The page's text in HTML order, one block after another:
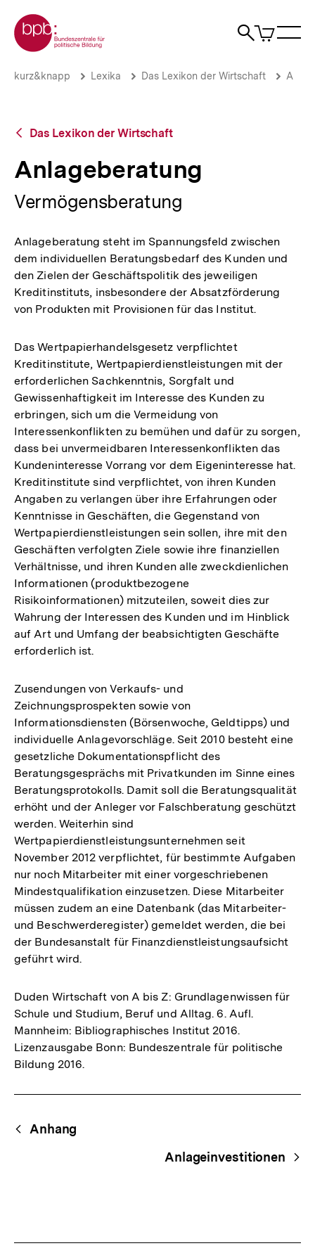
zum
Seiteninhalt
springen
Zur Startseite der bpb
Suche
Artikel
im
Anlageberatung
Brotkrümelnavigation
Pfadnavigation
kurz&knapp Lexika Das Lexikon der Wirtschaft A
Zurück
Übersicht
Das Lexikon der Wirtschaft
Anlageberatung
Vermögensberatung
Anlageberatung steht im Spannungsfeld zwischen
dem individuellen Beratungsbedarf des Kunden und
den Zielen der Geschäftspolitik des jeweiligen
Kreditinstituts, insbesondere der Absatzförderung
von Produkten mit Provisionen für das Institut.
Das Wertpapierhandelsgesetz verpflichtet
Kreditinstitute, Wertpapierdienstleistungen mit der
erforderlichen Sachkenntnis, Sorgfalt und
Gewissenhaftigkeit im Interesse des Kunden zu
erbringen, sich um die Vermeidung von
Interessenkonflikten zu bemühen und dafür zu sorgen,
dass bei unvermeidbaren Interessenkonflikten das
Kundeninteresse Vorrang vor dem Eigeninteresse hat.
Kreditinstitute sind verpflichtet, von ihren Kunden
Angaben zu verlangen über ihre Erfahrungen oder
Kenntnisse in Geschäften, die Gegenstand von
Wertpapierdienstleistungen sein sollen, ihre mit den
Geschäften verfolgten Ziele sowie ihre finanziellen
Verhältnisse, und ihren Kunden alle zweckdienlichen
Informationen (produktbezogene
Risikoinformationen) mitzuteilen, soweit dies zur
Wahrung der Interessen des Kunden und im Hinblick
auf Art und Umfang der beabsichtigten Geschäfte
erforderlich ist.
Zusendungen von Verkaufs- und
Zeichnungsprospekten sowie von
Informationsdiensten (Börsenwoche, Geldtipps) und
individuelle Anlagevorschläge. Seit 2010 besteht eine
gesetzliche Dokumentationspflicht des
Beratungsgesprächs mit Privatkunden im Sinne eines
Beratungsprotokolls. Damit soll die Beratungsqualität
erhöht und der Anleger vor Falschberatung geschützt
werden. Weiterhin sind
Wertpapierdienstleistungsunternehmen seit
November 2012 verpflichtet, für bestimmte Aufgaben
nur noch Mitarbeiter mit einer vorgeschriebenen
Mindestqualifikation einzusetzen. Diese Mitarbeiter
müssen zudem an eine Datenbank (das Mitarbeiter-
und Beschwerderegister) gemeldet werden, die bei
der Bundesanstalt für Finanzdienstleistungsaufsicht
geführt wird.
Duden Wirtschaft von A bis Z: Grundlagenwissen für
Schule und Studium, Beruf und Alltag. 6. Aufl.
Mannheim: Bibliographisches Institut 2016.
Lizenzausgabe Bonn: Bundeszentrale für politische
Bildung 2016.
Begriffsnavigation
Content-
Navigation
Anhang
Anlageinvestitionen